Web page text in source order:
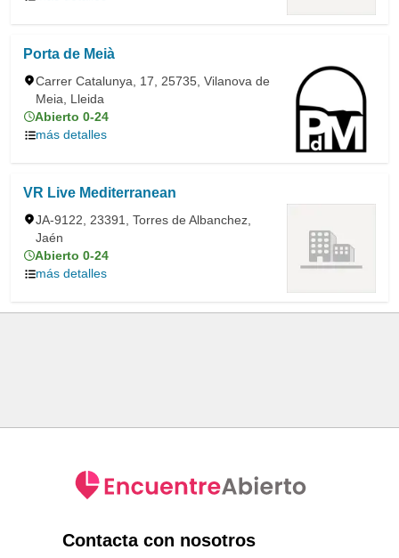
Porta de Meià
Carrer Catalunya, 17, 25735, Vilanova de
Meia, Lleida
Abierto 0-24
más detalles
VR Live Mediterranean
JA-9122, 23391, Torres de Albanchez,
Jaén
Abierto 0-24
más detalles
Contacta con nosotros